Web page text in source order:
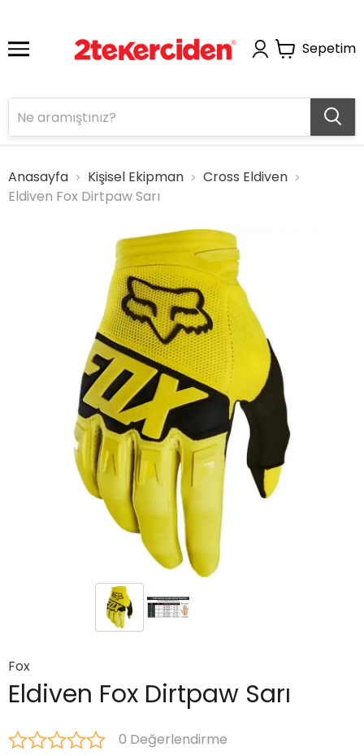
Sepetim
Anasayfa Kişisel Ekipman
Cross Eldiven
Eldiven Fox Dirtpaw Sarı
Fox
Eldiven Fox Dirtpaw Sarı
0 Değerlendirme